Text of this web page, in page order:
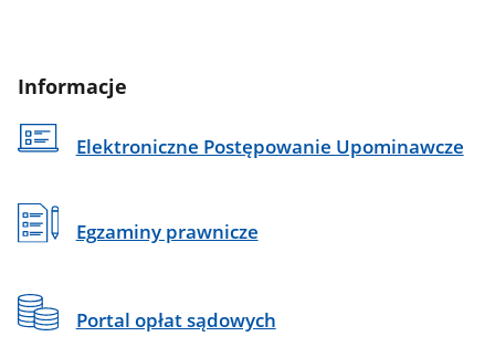
Informacje
Elektroniczne Postępowanie Upominawcze
Egzaminy prawnicze
Portal opłat sądowych